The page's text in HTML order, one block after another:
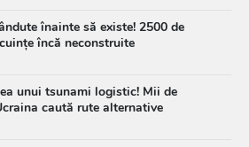
înainte să existe! 2500 de
încă neconstruite
unui tsunami logistic! Mii de
caută rute alternative